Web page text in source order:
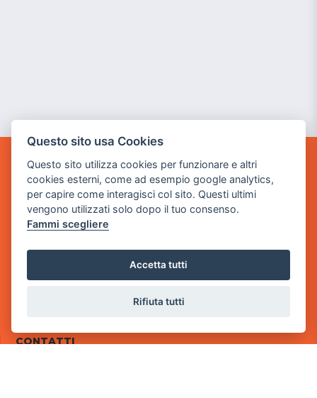
POWER GAME SRL
Sede Legale
via Villaggio dei Platani, 3
- 25014 Castenedolo, Brescia
via Industriale, 2 - 25082 Botticino, BS
Partita iva 03308130982
CONTATTI
Questo sito usa Cookies
Questo sito utilizza cookies per funzionare e altri
cookies esterni, come ad esempio google analytics,
per capire come interagisci col sito. Questi ultimi
vengono utilizzati solo dopo il tuo consenso.
Fammi scegliere
Accetta tutti
Rifiuta tutti